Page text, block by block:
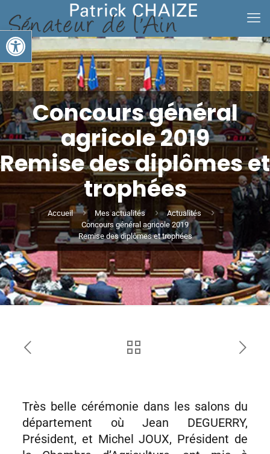
Ouvrir la barre d’outils
Concours général
agricole 2019
Remise des diplômes et
trophées
Accueil Mes actualités
Actualités
Concours général agricole 2019
Remise des diplômes et trophées
Très belle cérémonie dans les salons du
département où Jean DEGUERRY,
Président, et Michel JOUX, Président de